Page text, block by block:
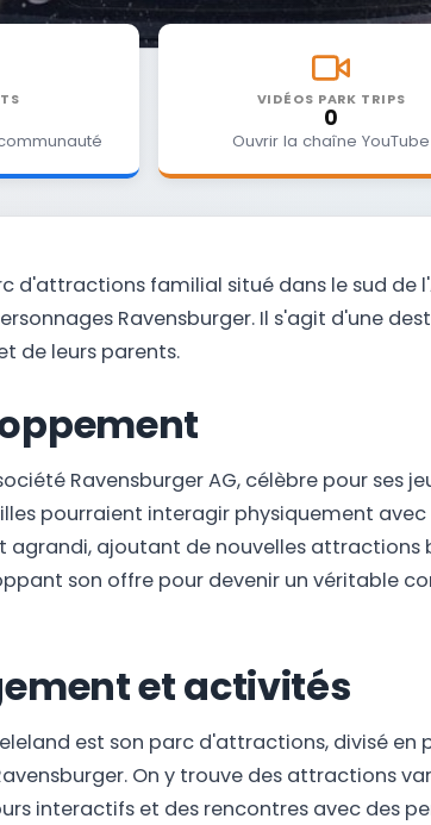
VIDÉOS PARK TRIPS
0
Ouvrir la chaîne YouTube
d'attractions familial situé dans le sud de
Ravensburger. Il s'agit d'une
de leurs parents.
Ravensburger AG, célèbre pour ses
pourraient interagir physiquement
agrandi, ajoutant de nouvelles attractions
son offre pour devenir un véritable
et activités
est son parc d'attractions, divisé en
On y trouve des attractions
interactifs et des rencontres avec des